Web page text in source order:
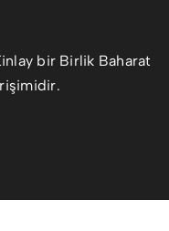
bir Birlik Baharat